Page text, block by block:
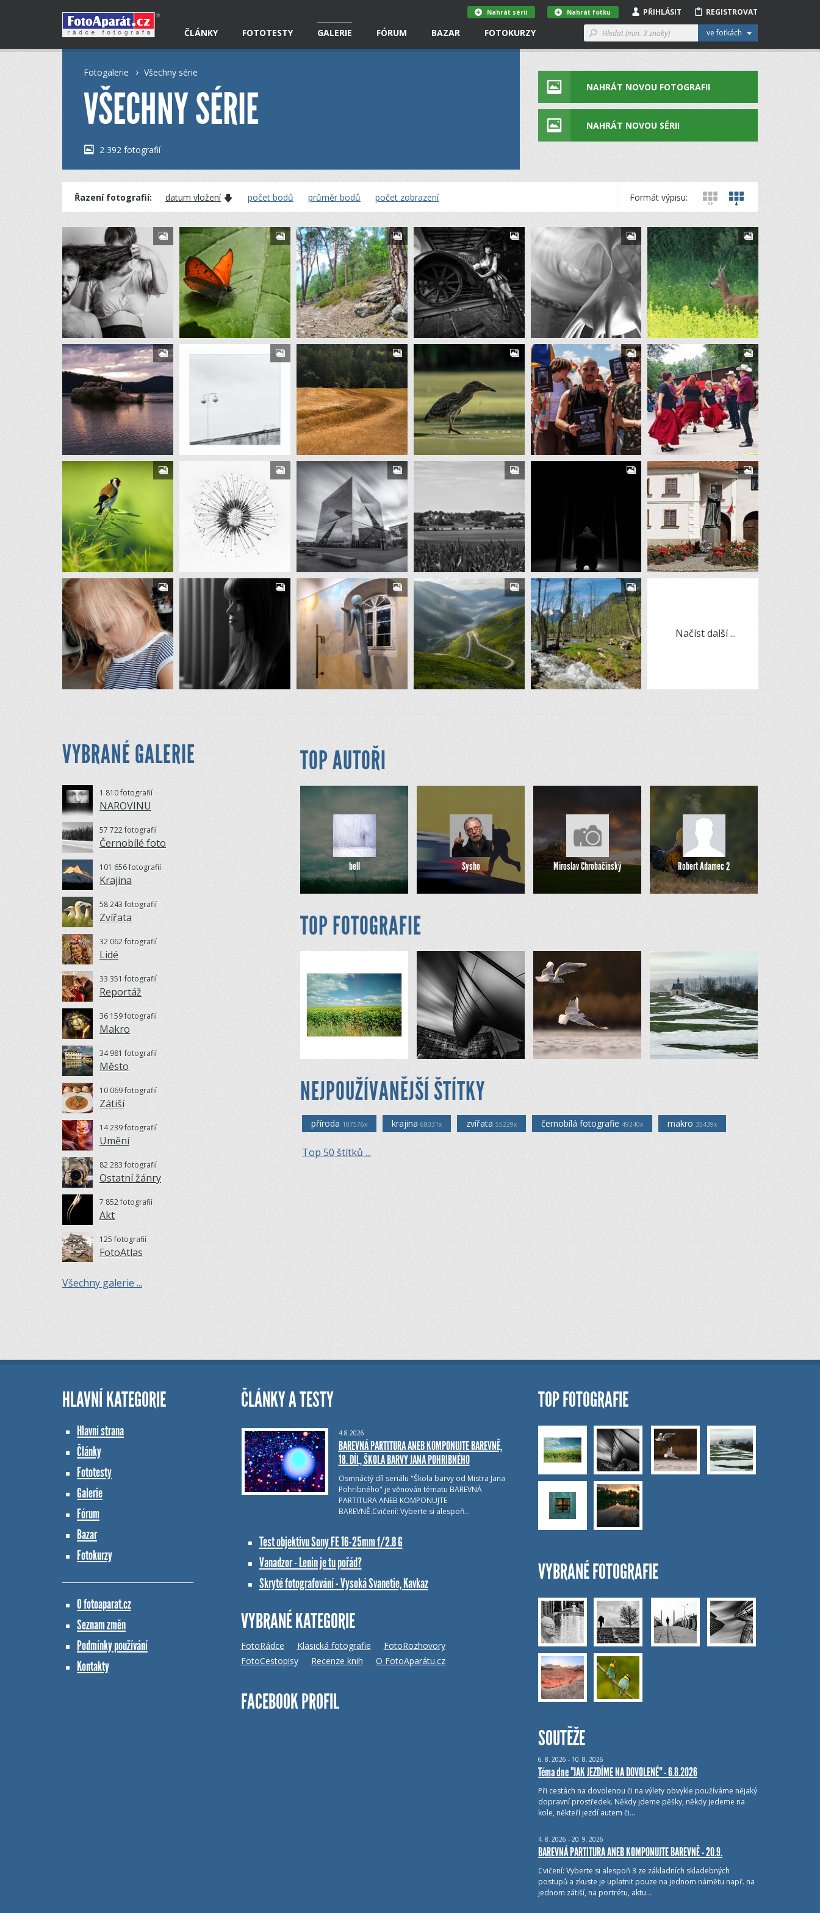
ČLÁNKY FOTOTESTY GALERIE FÓRUM BAZAR FOTOKURZY ve fotkách
REGISTROVAT
PŘIHLÁSIT
Nahrát fotku
Nahrát sérii
Fotogalerie Všechny série
VŠECHNY SÉRIE
2 392 fotografií
NAHRÁT NOVOU FOTOGRAFII
NAHRÁT NOVOU SÉRII
Řazení fotografií: datum vložení počet bodů průměr bodů počet zobrazení Formát výpisu:
Načíst další ...
VYBRANÉ GALERIE
1 810 fotografií
NAROVINU
57 722 fotografií
Černobílé foto
101 656 fotografií
Krajina
58 243 fotografií
Zvířata
32 062 fotografií
Lidé
33 351 fotografií
Reportáž
36 159 fotografií
Makro
34 981 fotografií
Město
10 069 fotografií
Zátiší
14 239 fotografií
Umění
82 283 fotografií
Ostatní žánry
7 852 fotografií
Akt
125 fotografií
FotoAtlas
Všechny galerie ...
TOP AUTOŘI
bell Sysho Miroslav Chrobačinský Robert Adamec 2
TOP FOTOGRAFIE
NEJPOUŽÍVANĚJŠÍ ŠTÍTKY
příroda 107576x krajina 68031x zvířata 55229x černobílá fotografie 49240x makro 35439x
Top 50 štítků ...
HLAVNÍ KATEGORIE
Hlavní strana
Články
Fototesty
Galerie
Fórum
Bazar
Fotokurzy
O fotoaparat.cz
Seznam změn
Podmínky používání
Kontakty
ČLÁNKY A TESTY
4.8.2026
BAREVNÁ PARTITURA ANEB KOMPONUJTE BAREVNĚ,
18. DÍL, ŠKOLA BARVY JANA POHRIBNÉHO
Osmnáctý díl seriálu "Škola barvy od Mistra Jana
Pohribného" je věnován tématu BAREVNÁ
PARTITURA ANEB KOMPONUJTE
BAREVNĚ.Cvičení: Vyberte si alespoň…
Test objektivu Sony FE 16-25mm f/2.8 G
Vanadzor - Lenin je tu pořád?
Skryté fotografování - Vysoká Svanetie, Kavkaz
VYBRANÉ KATEGORIE
FotoRádce Klasická fotografie
FotoRozhovory
FotoCestopisy
Recenze knih O FotoAparátu.cz
FACEBOOK PROFIL
TOP FOTOGRAFIE
VYBRANÉ FOTOGRAFIE
SOUTĚŽE
6. 8. 2026 - 10. 8. 2026
Téma dne "JAK JEZDÍME NA DOVOLENÉ" - 6.8.2026
Při cestách na dovolenou či na výlety obvykle používáme nějaký
dopravní prostředek. Někdy jdeme pěšky, někdy jedeme na
kole, někteří jezdí autem či…
4. 8. 2026 - 20. 9. 2026
BAREVNÁ PARTITURA ANEB KOMPONUJTE BAREVNĚ - 20.9.
Cvičení: Vyberte si alespoň 3 ze základních skladebných
postupů a zkuste je uplatnit pouze na jednom námětu např. na
jednom zátiší, na portrétu, aktu…